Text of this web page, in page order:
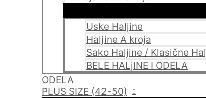
Uske Haljine
Haljine A kroja
Sako Haljine / Klasične
BELE HALjINE I ODELA
ODELA
PLUS SIZE (42-50)